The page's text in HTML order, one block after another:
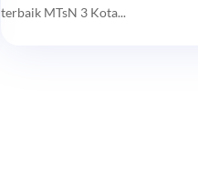
terbaik MTsN 3 Kota...